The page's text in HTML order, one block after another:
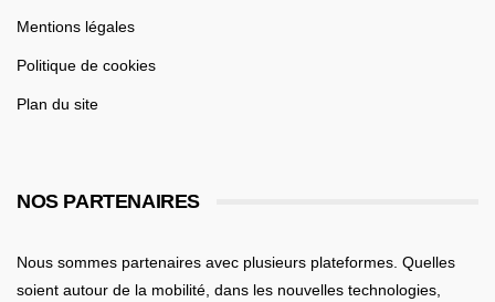
Mentions légales
Politique de cookies
Plan du site
NOS PARTENAIRES
Nous sommes partenaires avec plusieurs plateformes. Quelles
soient autour de la mobilité , dans les nouvelles technologies,